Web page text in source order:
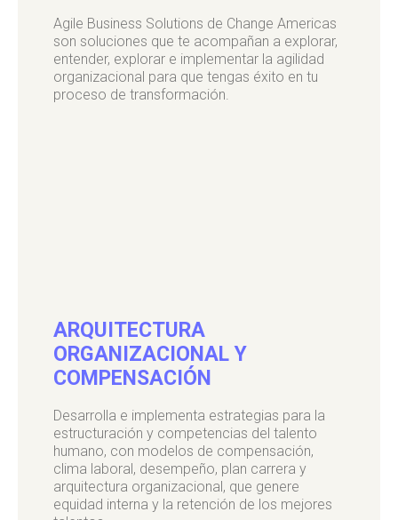
Agile Business Solutions de Change Americas
son soluciones que te acompañan a explorar,
entender, explorar e implementar la agilidad
organizacional para que tengas éxito en tu
proceso de transformación.
ARQUITECTURA
ORGANIZACIONAL Y
COMPENSACIÓN
Desarrolla e implementa estrategias para la
estructuración y competencias del talento
humano, con modelos de compensación,
clima laboral, desempeño, plan carrera y
arquitectura organizacional, que genere
equidad interna y la retención de los mejores